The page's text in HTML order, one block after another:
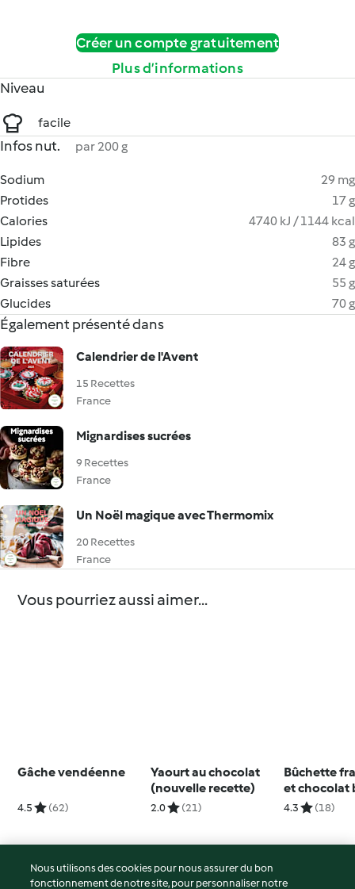
Créer un compte gratuitement
Plus d’informations
Niveau
facile
Infos nut. par 200 g
Sodium
29 mg
Protides
17 g
Calories
4740 kJ / 1144 kcal
Lipides
83 g
Fibre
24 g
Graisses saturées
55 g
Glucides
70 g
Également présenté dans
Calendrier de l'Avent
15 Recettes
France
Mignardises sucrées
9 Recettes
France
Un Noël magique avec Thermomix
20 Recettes
France
Vous pourriez aussi aimer...
Gâche vendéenne
4.5 (62)
Yaourt au chocolat
(nouvelle recette)
2.0 (21)
Bûchette
et chocolat
4.3 (18)
Nous utilisons des cookies pour nous assurer du bon
fonctionnement de notre site, pour personnaliser notre